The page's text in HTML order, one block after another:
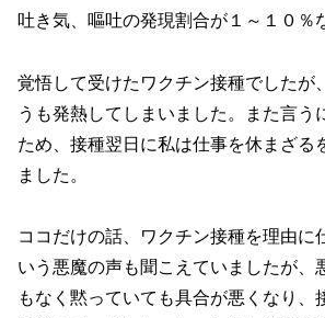
吐き気、嘔吐の発現割合が１～１０％
覚悟して受けたワクチン接種でしたが
うも発熱してしまいました。また言う
ため、接種翌日に私は仕事を休まざる
ました。
ココだけの話、ワクチン接種を理由に
いう悪魔の声も聞こえていましたが、
もなく黙っていても具合が悪くなり、